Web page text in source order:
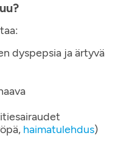
dyspepsia ja ärtyvä
haimatulehdus)